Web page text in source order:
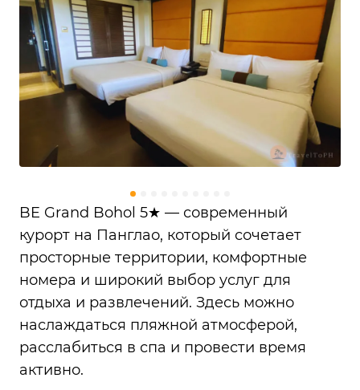
BE Grand Bohol 5★ — современный
курорт на Панглао, который сочетает
просторные территории, комфортные
номера и широкий выбор услуг для
отдыха и развлечений. Здесь можно
наслаждаться пляжной атмосферой,
расслабиться в спа и провести время
активно.